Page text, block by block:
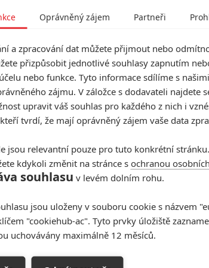
nenápadné romantické drama Nelituju
návštěvnosti skončilo na třetí pozici a
trhy dosud utržily dalších10 milionů
. Na
. Horor od malého studiaNeon neměl velký
je tak celkem adekvátní.Bugonias
v několika málo kinosálech nicméně už
tržbami už je v kapse1,3 milionu,
co už se promítají delší dobu. KonkrétněČerný
a celkem si drží divácký zájem. Publika ubylo
. Brzy budou zaplaceny náklady na výrobu i
už jen vydělávat.
Oprávněný zájem Partneři
a zpracování dat můžete přijmout nebo
přizpůsobit jednotlivé souhlasy zapnutím
nebo funkce. Tyto informace sdílíme s
zájmu. V záložce s dodavateli najdete
upravit váš souhlas pro každého z nich i
tvrdí, že mají oprávněný zájem vaše data
jsou relevantní pouze pro tuto konkrétní
kdykoli změnit na stránce s ochranou
souhlasu v levém dolním rohu.
jsou uloženy v souboru cookie s názvem
"cookiehub-ac". Tyto prvky úložiště
uchovávány maximálně 12 měsíců.